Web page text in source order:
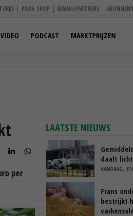
POAH-SHOP KENNISPARTNERS
VIDEO PODCAST MARKTPRIJZEN
per
LAATSTE NIEUWS
daalt
VANDAAG,
Frans
bestrijkt